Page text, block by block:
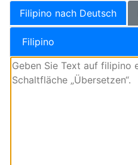
Filipino nach Deutsch
Filipino